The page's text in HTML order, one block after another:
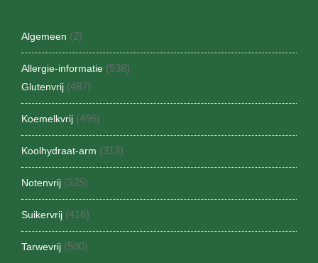
Algemeen (2)
Allergie-informatie (538)
Glutenvrij (487)
Koemelkvrij (496)
Koolhydraat-arm (313)
Notenvrij (325)
Suikervrij (416)
Tarwevrij (500)